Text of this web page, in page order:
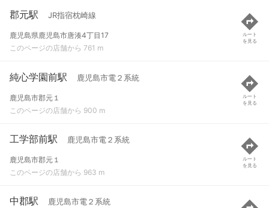
郡元駅 JR指宿枕崎線
鹿児島県鹿児島市唐湊4丁目17
このページの店舗から 761 m
ルート
を見る
純心学園前駅 鹿児島市電２系統
鹿児島市郡元１
このページの店舗から 900 m
ルート
を見る
工学部前駅 鹿児島市電２系統
鹿児島市郡元１
このページの店舗から 963 m
ルート
を見る
中郡駅 鹿児島市電２系統